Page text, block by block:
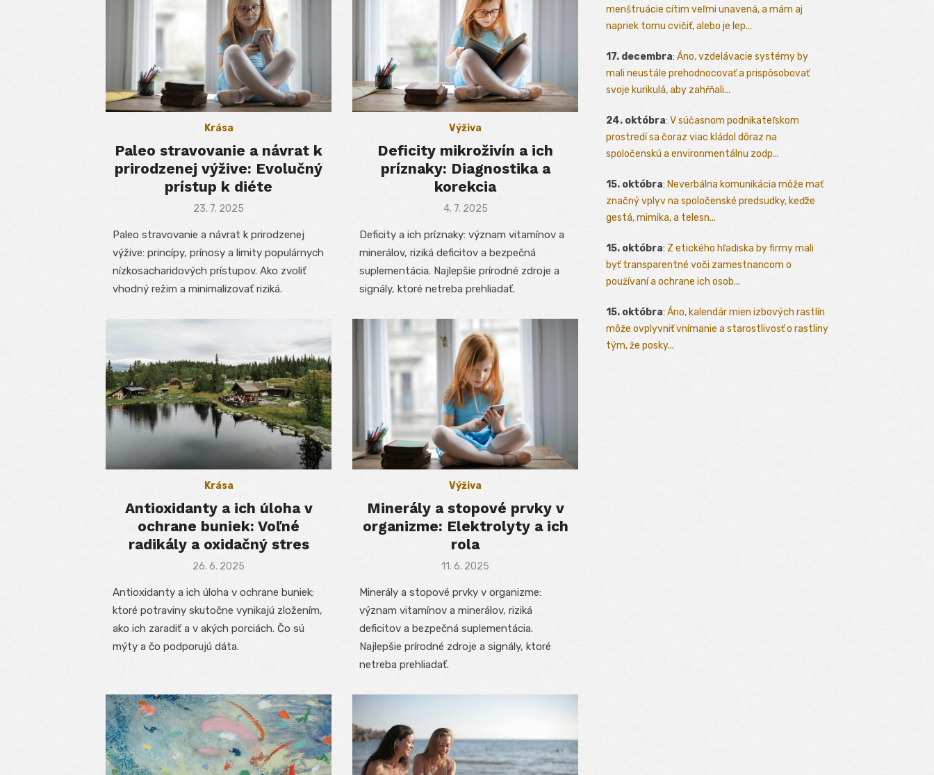
Krása
Paleo stravovanie a návrat k
prirodzenej výžive: Evolučný
prístup k diéte
Posted
23. 7. 2025
Paleo stravovanie a návrat k prirodzenej
výžive: princípy, prínosy a limity populárnych
nízkosacharidových prístupov. Ako zvoliť
vhodný režim a minimalizovať riziká.
Výživa
Deficity mikroživín a ich
príznaky: Diagnostika a
korekcia
Posted
4. 7. 2025
Deficity a ich príznaky: význam vitamínov a
minerálov, riziká deficitov a bezpečná
suplementácia. Najlepšie prírodné zdroje a
signály, ktoré netreba prehliadať.
Krása
Antioxidanty a ich úloha v
ochrane buniek: Voľné
radikály a oxidačný stres
Posted
26. 6. 2025
Antioxidanty a ich úloha v ochrane buniek:
ktoré potraviny skutočne vynikajú zložením,
ako ich zaradiť a v akých porciách. Čo sú
mýty a čo podporujú dáta.
Výživa
Minerály a stopové prvky v
organizme: Elektrolyty a ich
rola
Posted
11. 6. 2025
Minerály a stopové prvky v organizme:
význam vitamínov a minerálov, riziká
deficitov a bezpečná suplementácia.
Najlepšie prírodné zdroje a signály, ktoré
netreba prehliadať.
menštruácie cítim veľmi unavená, a mám aj
napriek tomu cvičiť, alebo je lep...
17. decembra: Áno, vzdelávacie systémy by
mali neustále prehodnocovať a prispôsobovať
svoje kurikulá, aby zahŕňali...
24. októbra: V súčasnom podnikateľskom
prostredí sa čoraz viac kládol dôraz na
spoločenskú a environmentálnu zodp...
15. októbra: Neverbálna komunikácia môže mať
značný vplyv na spoločenské predsudky, keďže
gestá, mimika, a telesn...
15. októbra: Z etického hľadiska by firmy mali
byť transparentné voči zamestnancom o
používaní a ochrane ich osob...
15. októbra: Áno, kalendár mien izbových rastlín
môže ovplyvniť vnímanie a starostlivosť o rastliny
tým, že posky...